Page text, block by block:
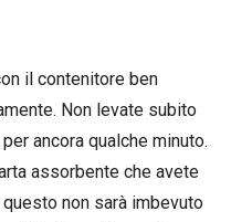
il contenitore ben
Non levate subito
ancora qualche minuto.
assorbente che avete
non sarà imbevuto